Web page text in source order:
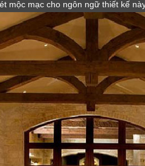
mộc mạc cho ngôn ngữ thiết kế